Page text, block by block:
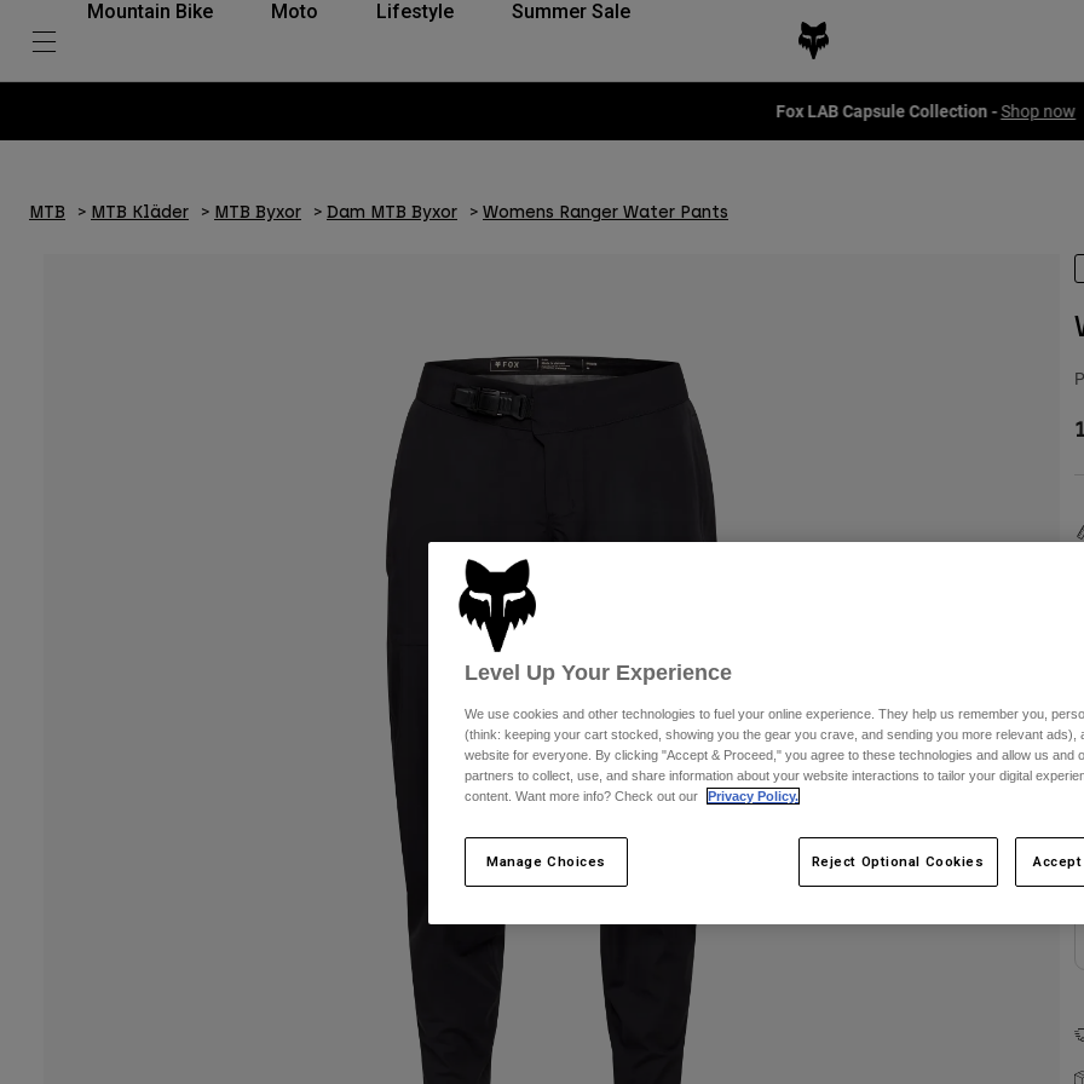
Mountain Bike Moto Lifestyle Summer Sale
Fox LAB Capsule Collection -Shop now
MTB MTB Kläder MTB Byxor Dam MTB Byxor Womens Ranger Water Pants
Level Up Your Experience
We use cookies and other technologies to fuel your online experience. They help us remember you,
(think: keeping your cart stocked, showing you the gear you crave, and sending you more relevant ads),
website for everyone. By clicking "Accept & Proceed," you agree to these technologies and allow us and
partners to collect, use, and share information about your website interactions to tailor your digital
content. Want more info? Check out our
Privacy Policy.
Manage Choices Reject Optional Cookies